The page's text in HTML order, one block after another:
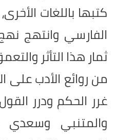
كتبها باللغات
الفارسي وانتهج
ثمار هذا التأثر
من روائع الأدب على
غرر الحكم ودرر
والمتنبي وسعدي